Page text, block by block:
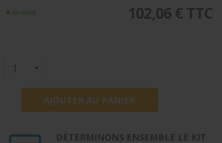
En stock 102,06 € TTC
DÉTERMINONS ENSEMBLE LE KIT